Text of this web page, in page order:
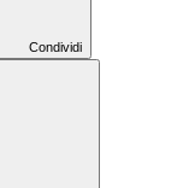
Condividi